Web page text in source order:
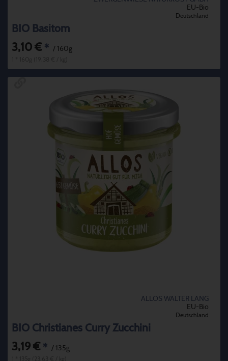
EU-Bio
Deutschland
BIO Basitom
3,10 € * / 160g
ALLOS WALTER LANG
EU-Bio
Deutschland
BIO Christianes Curry Zucchini
3,19 € * / 135g